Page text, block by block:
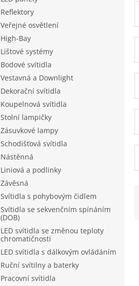
Reflektory
Veřejné osvětlení
High-Bay
Lištové systémy
Bodové svítidla
Vestavná a Downlight
Dekorační svítidla
Koupelnová svítidla
Stolní lampičky
Zásuvkové lampy
Schodišťová svítidla
Nástěnná
Liniová a podlinky
Závěsná
Svítidla s pohybovým čidlem
Svítidla se sekvenčním spínáním
(DOB)
LED svítidla se změnou teploty
chromatičnosti
LED svítidla s dálkovým ovládáním
Ruční svítilny a baterky
Pracovní svítidla